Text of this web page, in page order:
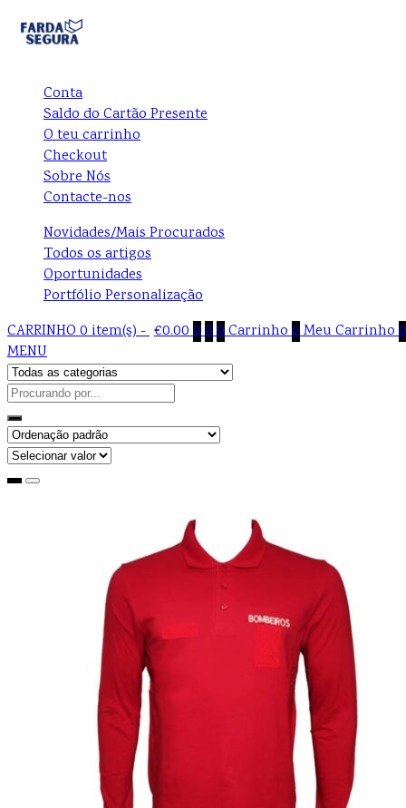
Conta
Saldo do Cartão Presente
O teu carrinho
Checkout
Sobre Nós
Contacte-nos
Novidades/Mais Procurados
Todos os artigos
Oportunidades
Portfólio Personalização
CARRINHO0 item(s) - €0.00000Carrinho0Meu Carrinho0
MENU